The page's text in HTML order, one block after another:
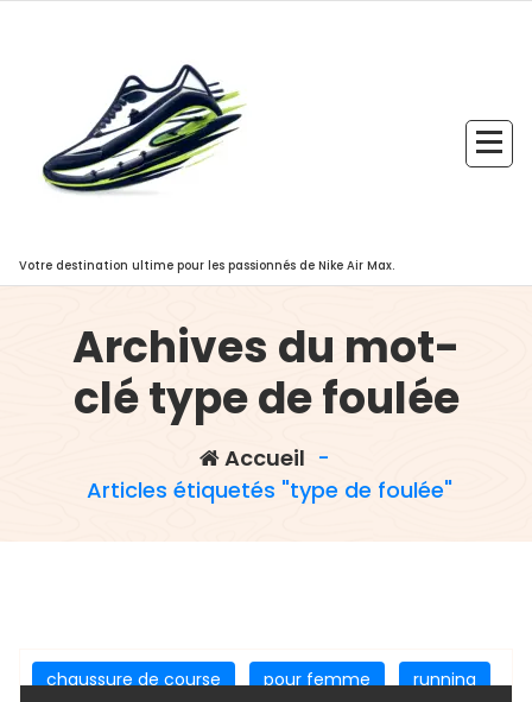
Votre destination ultime pour les passionnés de Nike Air Max.
Archives du mot-
clé type de foulée
Accueil -
Articles étiquetés "type de foulée"
chaussure de course pour femme
running